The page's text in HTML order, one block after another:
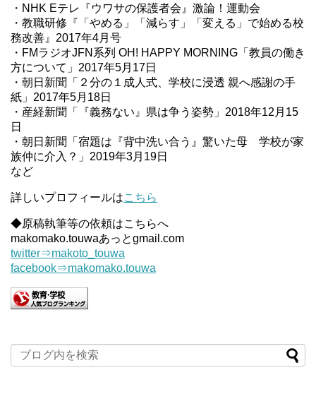
・NHK Eテレ『ウワサの保護者会』激論！運動会
・教職研修『「やめる」「減らす」「変える」で始める校
務改善』2017年4月号
・FMラジオJFN系列 OH! HAPPY MORNING「教員の働き
方について」2017年5月17日
・朝日新聞「２分の１成人式、学校に浸透 親へ感謝の手
紙」2017年5月18日
・産経新聞「『義務ない』県は争う姿勢」2018年12月15
日
・朝日新聞「宿題は『背中洗い合う』驚いた母 学校が家
族仲に介入？」2019年3月19日
など
詳しいプロフィールはこちら
◆原稿執筆等の依頼はこちらへ
makomako.touwaあっとgmail.com
twitter⇒makoto_touwa
facebook⇒makomako.touwa